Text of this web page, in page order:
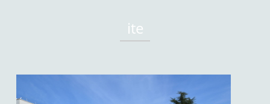
ite